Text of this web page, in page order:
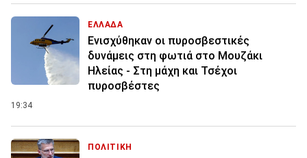
ΕΛΛΑΔΑ
Ενισχύθηκαν οι πυροσβεστικές
δυνάμεις στη φωτιά στο Μουζάκι
Ηλείας - Στη μάχη και Τσέχοι
πυροσβέστες
19:34
ΠΟΛΙΤΙΚΗ